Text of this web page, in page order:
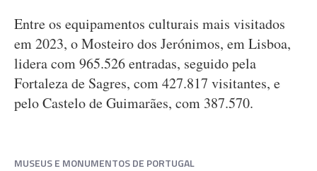
Entre os equipamentos culturais mais visitados
em 2023, o Mosteiro dos Jerónimos, em Lisboa,
lidera com 965.526 entradas, seguido pela
Fortaleza de Sagres, com 427.817 visitantes, e
pelo Castelo de Guimarães, com 387.570.
MUSEUS E MONUMENTOS DE PORTUGAL